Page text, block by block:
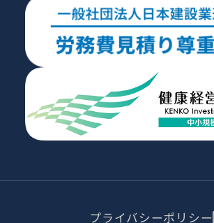
プライバシーポリシー